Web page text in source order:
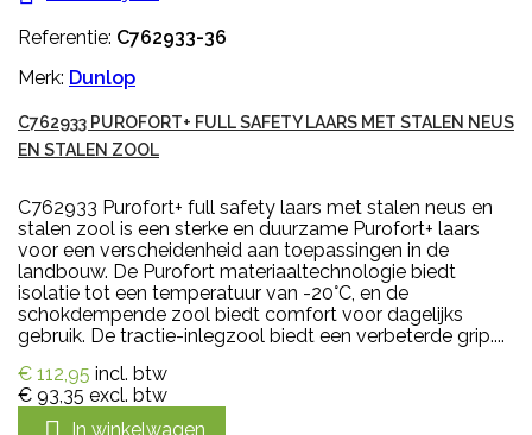
Referentie: C762933-36
Merk: Dunlop
C762933 PUROFORT+ FULL SAFETY LAARS MET STALEN NEUS
EN STALEN ZOOL
C762933 Purofort+ full safety laars met stalen neus en
stalen zool is een sterke en duurzame Purofort+ laars
voor een verscheidenheid aan toepassingen in de
landbouw. De Purofort materiaaltechnologie biedt
isolatie tot een temperatuur van -20°C, en de
schokdempende zool biedt comfort voor dagelijks
gebruik. De tractie-inlegzool biedt een verbeterde grip....
€ 112,95 incl. btw
€ 93,35 excl. btw
In winkelwagen